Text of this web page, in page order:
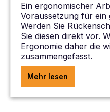
Ein ergonomischer
Voraussetzung für ein
Werden Sie
Sie diesen direkt vor.
Ergonomie daher die
zusammengefasst.
Mehr lesen